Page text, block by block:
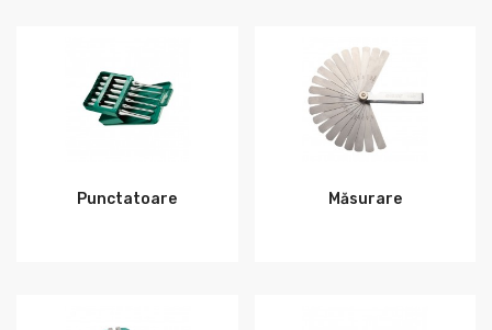
Punctatoare Măsurare